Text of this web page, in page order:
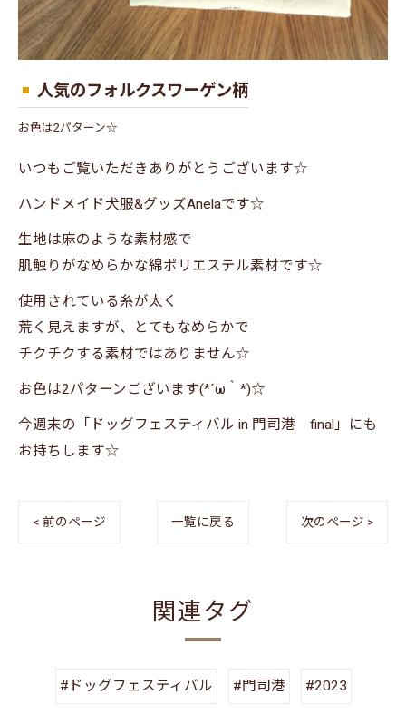
人気のフォルクスワーゲン柄
お色は2パターン☆
いつもご覧いただきありがとうございます☆
ハンドメイド犬服&グッズAnelaです☆
生地は麻のような素材感で
肌触りがなめらかな綿ポリエステル素材です☆
使用されている糸が太く
荒く見えますが、とてもなめらかで
チクチクする素材ではありません☆
お色は2パターンございます(*´ω｀*)☆
今週末の「ドッグフェスティバル in 門司港 final」にも
お持ちします☆
< 前のページ 一覧に戻る 次のページ >
関連タグ
#ドッグフェスティバル #門司港 #2023